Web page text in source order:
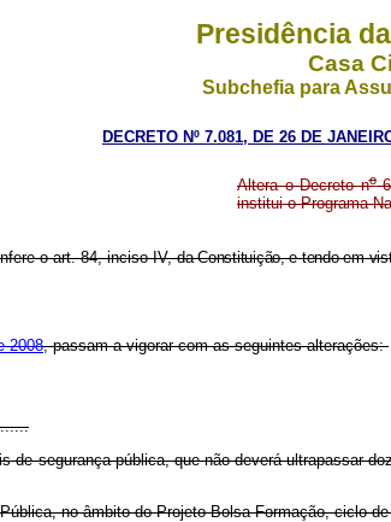
Presidência
Casa
Subchefia para
DECRETO Nº 7.081, DE 26 DE
Altera o Decreto no
institui o Programa
o art. 84, inciso IV,da Constituição, e tendo em
2008, passam a vigorar com as seguintes alterações:
de segurança pública, que não deverá ultrapassar
no âmbito do Projeto Bolsa-Formação, ciclo